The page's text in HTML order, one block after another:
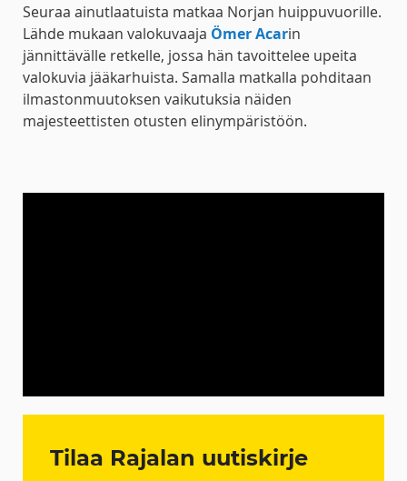
Seuraa ainutlaatuista matkaa Norjan huippuvuorille.
Lähde mukaan valokuvaaja Ömer Acarin
jännittävälle retkelle, jossa hän tavoittelee upeita
valokuvia jääkarhuista. Samalla matkalla pohditaan
ilmastonmuutoksen vaikutuksia näiden
majesteettisten otusten elinympäristöön.
Tilaa Rajalan uutiskirje